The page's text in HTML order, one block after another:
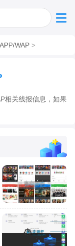
WAP >
相关线报信息，如果